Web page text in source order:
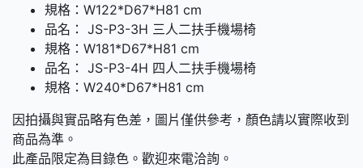
規格：W122*D67*H81 cm
品名： JS-P3-3H 三人二扶手機場椅
規格：W181*D67*H81 cm
品名： JS-P3-4H 四人二扶手機場椅
規格：W240*D67*H81 cm
因拍攝與實品略有色差，圖片僅供參考，顏色請以實際收到
商品為準。
此產品限定為目錄色。歡迎來電洽詢。